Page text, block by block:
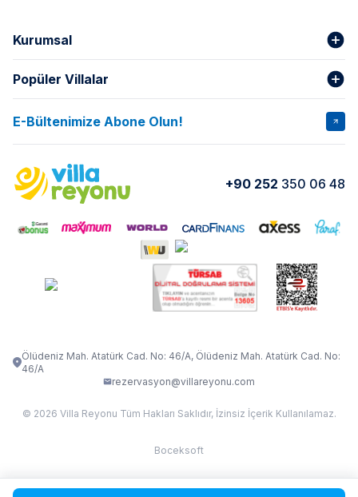
Kurumsal
Hakkımızda
İptal Şartları Banka Hesapları
Kurumsal Blog
Yorumlar Nasıl Kiralarım
Popüler Villalar
VİLLA SALKIM VİLLA SLAY 1
VİLLA OLENNA 1 VİLLA MERT
VILLA ADRIMA 1
VİLLA TİAMO VİLLA ZEYTİN DALI
VILLA ELMALI
E-Bültenimize Abone Olun!
+90 252 350 06 48
Ölüdeniz Mah. Atatürk Cad. No: 46/A, Ölüdeniz Mah. Atatürk Cad. No:
46/A
rezervasyon@villareyonu.com
© 2026 Villa Reyonu Tüm Hakları Saklıdır, İzinsiz İçerik Kullanılamaz.
Boceksoft
Fethiye Kas Kalkan 2